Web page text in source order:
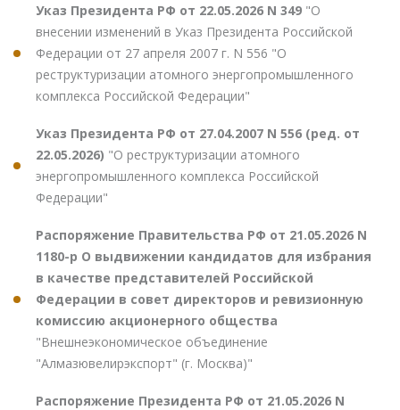
Указ Президента РФ от 22.05.2026 N 349 "О
внесении изменений в Указ Президента Российской
Федерации от 27 апреля 2007 г. N 556 "О
реструктуризации атомного энергопромышленного
комплекса Российской Федерации"
Указ Президента РФ от 27.04.2007 N 556 (ред. от
22.05.2026) "О реструктуризации атомного
энергопромышленного комплекса Российской
Федерации"
Распоряжение Правительства РФ от 21.05.2026 N
1180-р О выдвижении кандидатов для избрания
в качестве представителей Российской
Федерации в совет директоров и ревизионную
комиссию акционерного общества
"Внешнеэкономическое объединение
"Алмазювелирэкспорт" (г. Москва)"
Распоряжение Президента РФ от 21.05.2026 N